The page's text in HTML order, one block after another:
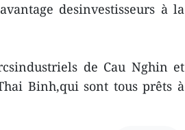
desinvestisseurs à la
de Cau Nghin et
Binh,qui sont tous prêts à